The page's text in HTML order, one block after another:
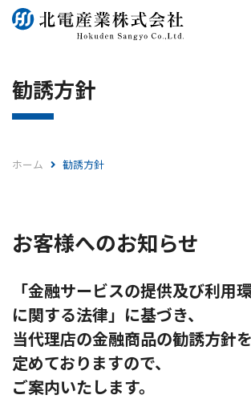
勧誘方針
ホーム 勧誘方針
お客様へのお知らせ
「金融サービスの提供及び利用
に関する法律」に基づき、
当代理店の金融商品の勧誘方針
定めておりますので、
ご案内いたします。